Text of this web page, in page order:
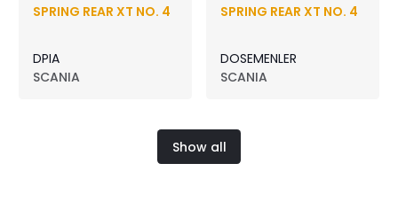
SPRING REAR XT NO. 4
DPIA
SCANIA
SPRING REAR XT NO. 4
DOSEMENLER
SCANIA
Show all